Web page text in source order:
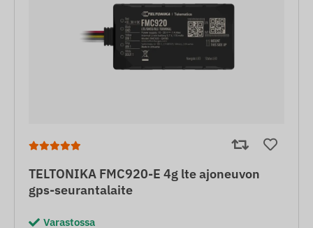
TELTONIKA FMC920-E 4g lte ajoneuvon
gps-seurantalaite
Varastossa